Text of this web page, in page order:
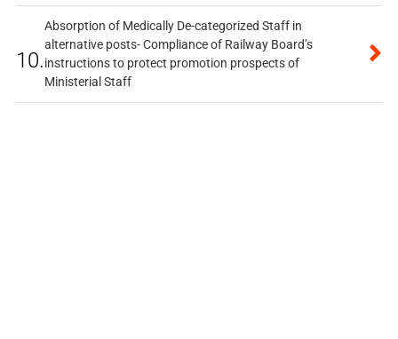
10.
Absorption of Medically De-categorized Staff in
alternative posts- Compliance of Railway Board’s
instructions to protect promotion prospects of
Ministerial Staff